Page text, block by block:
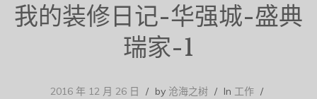
我的装修日记-华强城-盛典
瑞家-1
2016 年 12 月 26 日 by 沧海之树 In 工作